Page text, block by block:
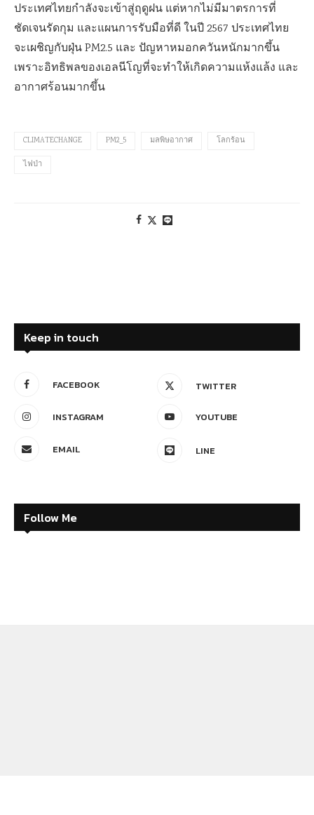
ประเทศไทยกำลังจะเข้าสู่ฤดูฝน แต่หากไม่มีมาตรการที่
ชัดเจนรัดกุม และแผนการรับมือที่ดี ในปี 2567 ประเทศไทย
จะเผชิญกับฝุ่น PM2.5 และ ปัญหาหมอกควันหนักมากขึ้น
เพราะอิทธิพลของเอลนีโญที่จะทำให้เกิดความแห้งแล้ง และ
อากาศร้อนมากขึ้น
CLIMATECHANGE PM2_5 มลพิษอากาศ โลกร้อน
ไฟป่า
Keep in touch
FACEBOOK TWITTER
INSTAGRAM YOUTUBE
EMAIL LINE
Follow Me